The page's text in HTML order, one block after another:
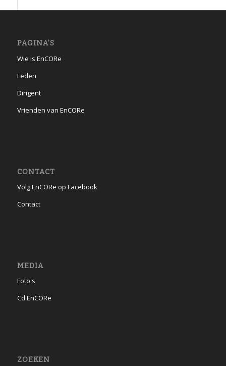
PAGINA’S
Wie is EnCORe
Leden
Dirigent
Vrienden van EnCORe
CONTACT
Volg EnCORe op Facebook
Contact
MEDIA
Foto's
Cd EnCORe
ZOEKEN